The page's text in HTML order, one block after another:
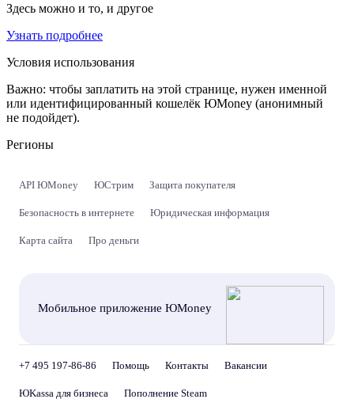
Здесь можно и то, и другое
Узнать подробнее
Условия использования
Важно: чтобы заплатить на этой странице, нужен именной
или идентифицированный кошелёк ЮMoney (анонимный
не подойдет).
Регионы
API ЮMoney ЮСтрим Защита покупателя
Безопасность в интернете Юридическая информация
Карта сайта Про деньги
Мобильное приложение ЮMoney
+7 495 197-86-86 Помощь Контакты Вакансии
ЮKassa для бизнеса Пополнение Steam